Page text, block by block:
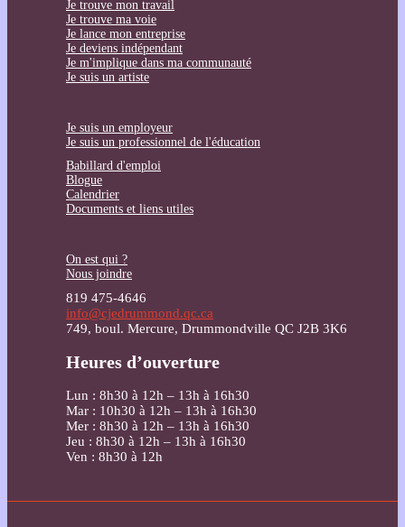
Je trouve mon travail
Je trouve ma voie
Je lance mon entreprise
Je deviens indépendant
Je m'implique dans ma communauté
Je suis un artiste
Je suis un employeur
Je suis un professionnel de l'éducation
Babillard d'emploi
Blogue
Calendrier
Documents et liens utiles
On est qui ?
Nous joindre
819 475-4646
info@cjedrummond.qc.ca
749, boul. Mercure, Drummondville QC J2B 3K6
Heures d’ouverture
Lun : 8h30 à 12h – 13h à 16h30
Mar : 10h30 à 12h – 13h à 16h30
Mer : 8h30 à 12h – 13h à 16h30
Jeu : 8h30 à 12h – 13h à 16h30
Ven : 8h30 à 12h